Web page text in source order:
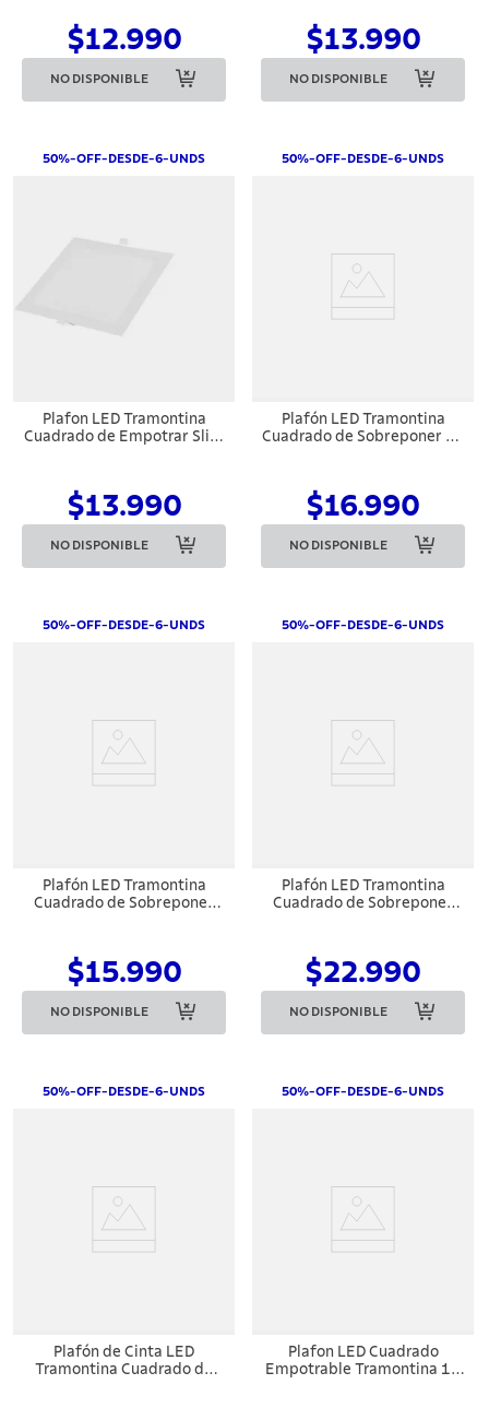
$12.990
NO DISPONIBLE
$13.990
NO DISPONIBLE
50%-OFF-DESDE-6-UNDS
Plafon LED Tramontina
Cuadrado de Empotrar Slim
$13.990
NO DISPONIBLE
50%-OFF-DESDE-6-UNDS
Plafón LED Tramontina
Cuadrado de Sobreponer 18
$16.990
NO DISPONIBLE
50%-OFF-DESDE-6-UNDS
Plafón LED Tramontina
Cuadrado de Sobreponer
$15.990
NO DISPONIBLE
50%-OFF-DESDE-6-UNDS
Plafón LED Tramontina
Cuadrado de Sobreponer
$22.990
NO DISPONIBLE
50%-OFF-DESDE-6-UNDS
Plafón de Cinta LED
Tramontina Cuadrado de
50%-OFF-DESDE-6-UNDS
Plafon LED Cuadrado
Empotrable Tramontina 12